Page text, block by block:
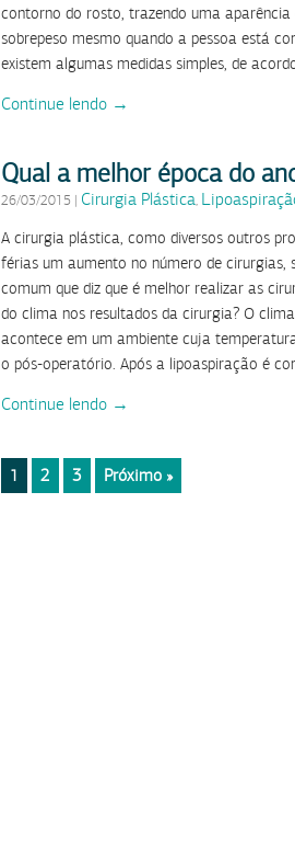
contorno do rosto, trazendo uma aparência
sobrepeso mesmo quando a pessoa está
existem algumas medidas simples, de
Continue lendo →
Qual a melhor época do
26/03/2015 | Cirurgia Plástica,
A cirurgia plástica, como diversos outros
férias um aumento no número de cirurgias,
comum que diz que é melhor realizar as
do clima nos resultados da cirurgia? O
acontece em um ambiente cuja
o pós-operatório. Após a lipoaspiração é
Continue lendo →
1 2 3 Próximo »